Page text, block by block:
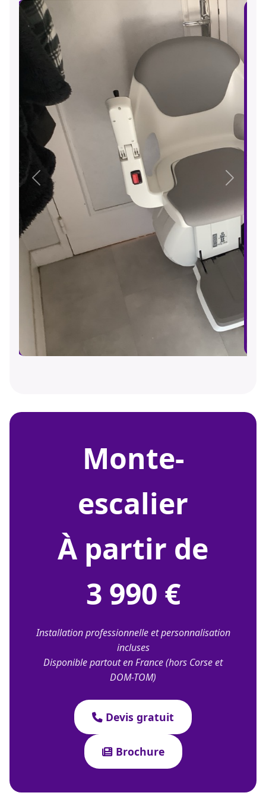
Précédent Suivant
monte-
escalier
À partir de
3 990 €
Installation professionnelle et personnalisation
incluses
Disponible partout en France (hors Corse et
DOM-TOM)
Devis gratuit
Brochure